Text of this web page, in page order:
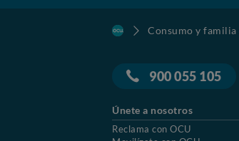
Consumo y
900 055 105
Únete a nosotros
Reclama con OCU